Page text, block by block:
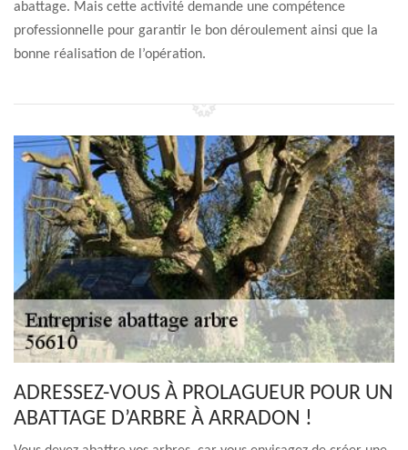
abattage. Mais cette activité demande une compétence
professionnelle pour garantir le bon déroulement ainsi que la
bonne réalisation de l’opération.
ADRESSEZ-VOUS À PROLAGUEUR POUR UN
ABATTAGE D’ARBRE À ARRADON !